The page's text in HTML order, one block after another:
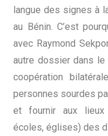
langue des signes à
au Bénin. C’est
avec Raymond
autre dossier dans le
coopération
personnes sourdes
et fournir aux lieux
écoles, églises) des